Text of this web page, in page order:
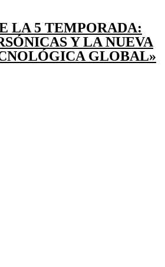
LA 5 TEMPORADA:
Y LA NUEVA
GLOBAL»